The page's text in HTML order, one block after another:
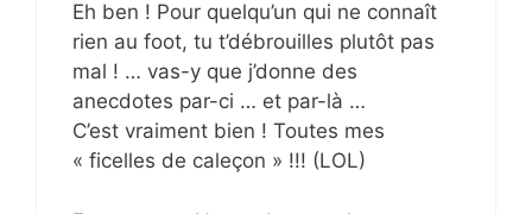
Eh ben ! Pour quelqu’un qui ne connaît
rien au foot, tu t’débrouilles plutôt pas
mal ! … vas-y que j’donne des
anecdotes par-ci … et par-là …
C’est vraiment bien ! Toutes mes
« ficelles de caleçon » !!! (LOL)